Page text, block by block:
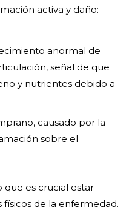
activa y daño:
anormal de
señal de que
y nutrientes debido a
causado por la
sobre el
que es crucial estar
de la enfermedad.